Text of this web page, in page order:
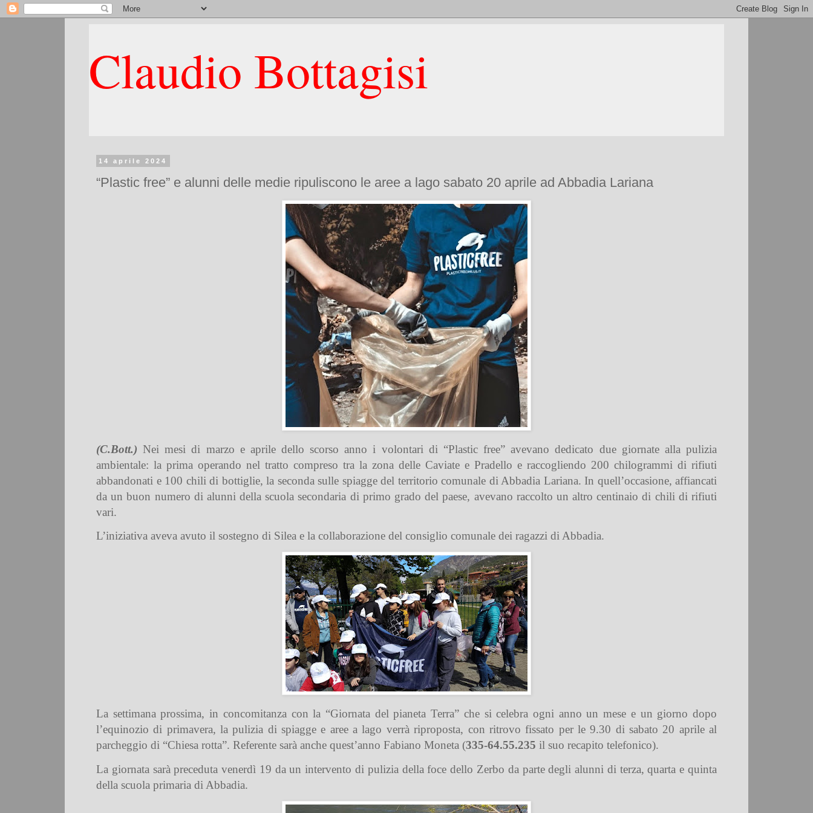
Claudio Bottagisi
14 aprile 2024
“Plastic free” e alunni delle medie ripuliscono le aree a lago sabato 20 aprile ad Abbadia Lariana
(C.Bott.) Nei mesi di marzo e aprile dello scorso anno i volontari di “Plastic free” avevano dedicato due giornate alla pulizia
ambientale: la prima operando nel tratto compreso tra la zona delle Caviate e Pradello e raccogliendo 200 chilogrammi di rifiuti
abbandonati e 100 chili di bottiglie, la seconda sulle spiagge del territorio comunale di Abbadia Lariana. In quell’occasione, affiancati
da un buon numero di alunni della scuola secondaria di primo grado del paese, avevano raccolto un altro centinaio di chili di rifiuti
vari.
L’iniziativa aveva avuto il sostegno di Silea e la collaborazione del consiglio comunale dei ragazzi di Abbadia.
La settimana prossima, in concomitanza con la “Giornata del pianeta Terra” che si celebra ogni anno un mese e un giorno dopo
l’equinozio di primavera, la pulizia di spiagge e aree a lago verrà riproposta, con ritrovo fissato per le 9.30 di sabato 20 aprile al
parcheggio di “Chiesa rotta”. Referente sarà anche quest’anno Fabiano Moneta (335-64.55.235 il suo recapito telefonico).
La giornata sarà preceduta venerdì 19 da un intervento di pulizia della foce dello Zerbo da parte degli alunni di terza, quarta e quinta
della scuola primaria di Abbadia.